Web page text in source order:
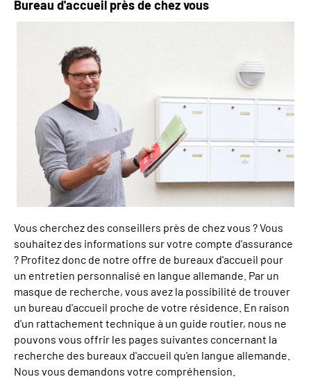
Leichte Sprache
Mein Kundenportal
Bureau d'accueil près de chez vous
Vous cherchez des conseillers près de chez vous ? Vous
souhaitez des informations sur votre compte d'assurance
? Profitez donc de notre offre de bureaux d'accueil pour
un entretien personnalisé en langue allemande. Par un
masque de recherche, vous avez la possibilité de trouver
un bureau d'accueil proche de votre résidence. En raison
d'un rattachement technique à un guide routier, nous ne
pouvons vous offrir les pages suivantes concernant la
recherche des bureaux d'accueil qu'en langue allemande.
Nous vous demandons votre compréhension.